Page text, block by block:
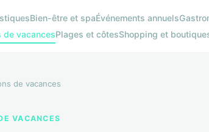
Bien-être et spaÉvénements annuels
de vacancesPlages et côtesShopping et
de vacances
VACANCES